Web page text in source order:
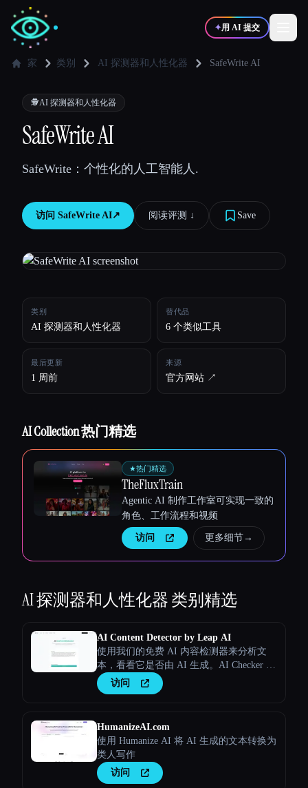
✦用 AI 提交
✍️写作者
💻
博客
所有分类
关于
家 类别 AI 探测器和人性化器 SafeWrite AI
🕵️AI 探测器和人性化器
SafeWrite AI
SafeWrite：个性化的人工智能人.
访问 SafeWrite AI↗︎ 阅读评测 ↓︎ Save
类别
AI 探测器和人性化器
替代品
6 个类似工具
最后更新
1 周前
来源
官方网站 ↗︎
AI Collection 热门精选
★热门精选
TheFluxTrain
Agentic AI 制作工作室可实现一致的
角色、工作流程和视频
访问 更多细节→
AI 探测器和人性化器类别精选
AI Content Detector by Leap AI
使用我们的免费 AI 内容检测器来分析文
本，看看它是否由 AI 生成。AI Checker 工
具，永久免费。
访问
HumanizeAI.com
使用 Humanize AI 将 AI 生成的文本转换为
类人写作
访问